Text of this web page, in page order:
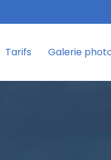
Tarifs Galerie